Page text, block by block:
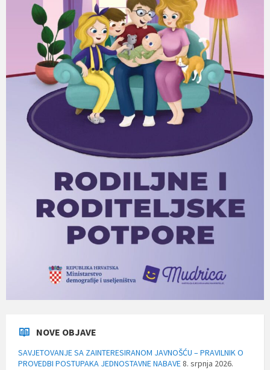
NOVE OBJAVE
SAVJETOVANJE SA ZAINTERESIRANOM JAVNOŠĆU – PRAVILNIK O
PROVEDBI POSTUPAKA JEDNOSTAVNE NABAVE8. srpnja 2026.